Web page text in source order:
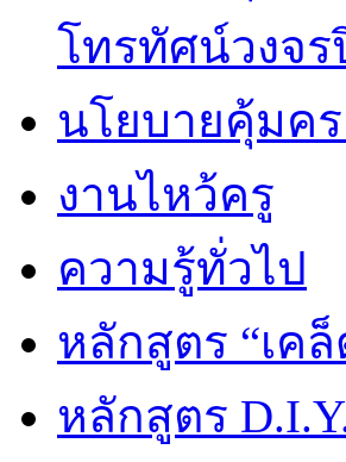
โทรทัศน์วงจร
นโยบายคุ้มค
งานไหว้ครู
ความรู้ทั่วไป
หลักสูตร “เค
หลักสูตร